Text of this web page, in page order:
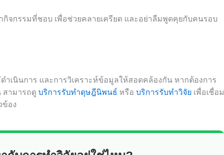
จกรรมที่ชอบ เพื่อช่วยคลายเครียด และอย่าลืมพูดคุยกับคนรอบ
เนินการ และการวิเคราะห์ข้อมูลให้สอดคล้องกัน หากต้องการ
สามารถดู บริการรับทำดุษฎีนิพนธ์ หรือ บริการรับทำวิจัย เพื่อเชื่อม
ข้อง